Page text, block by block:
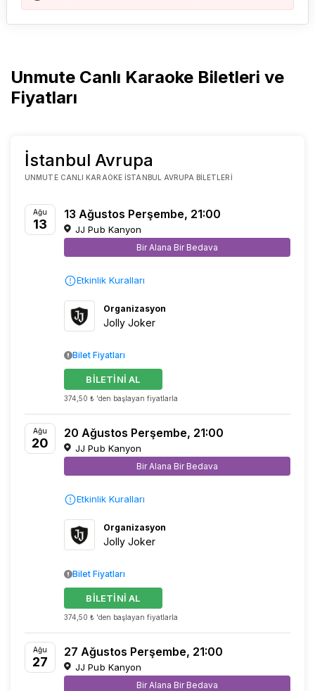
Unmute Canlı Karaoke Biletleri ve
Fiyatları
İstanbul Avrupa
UNMUTE CANLI KARAOKE İSTANBUL AVRUPA BILETLERI
Ağu
13
13 Ağustos Perşembe, 21:00
JJ Pub Kanyon
Bir Alana Bir Bedava
Etkinlik Kuralları
Organizasyon
Jolly Joker
374,50 ₺ 'den başlayan fiyatlarla
BİLETİNİ AL
Bilet Fiyatları
Ağu
20
20 Ağustos Perşembe, 21:00
JJ Pub Kanyon
Bir Alana Bir Bedava
Etkinlik Kuralları
Organizasyon
Jolly Joker
374,50 ₺ 'den başlayan fiyatlarla
BİLETİNİ AL
Bilet Fiyatları
Ağu
27
27 Ağustos Perşembe, 21:00
JJ Pub Kanyon
Bir Alana Bir Bedava